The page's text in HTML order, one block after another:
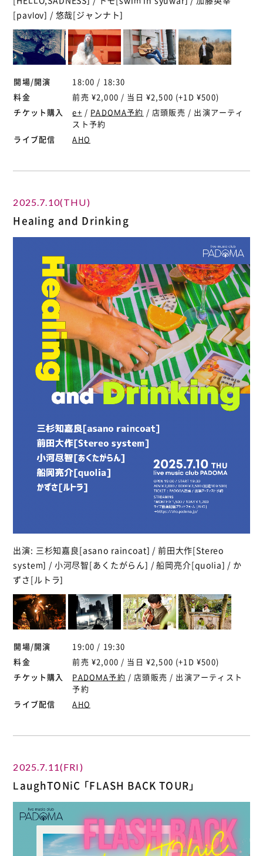
[pavlov] / 悠哉[ジャンナト]
開場/開演
18:00 / 18:30
料金
前売 ¥2,000 / 当日 ¥2,500 (+1D ¥500)
チケット購入
e+ / PADOMA予約 / 店頭販売 / 出演アーティ
スト予約
ライブ配信
AHO
2025.7.10(THU)
Healing and Drinking
出演: 三杉知嘉良[asano raincoat] / 前田大作[Stereo
system] / 小河尽智[あくたがらん] / 船岡亮介[quolia] / か
ずさ[ルトラ]
開場/開演
19:00 / 19:30
料金
前売 ¥2,000 / 当日 ¥2,500 (+1D ¥500)
チケット購入
PADOMA予約 / 店頭販売 / 出演アーティスト
予約
ライブ配信
AHO
2025.7.11(FRI)
LaughTONiC 「FLASH BACK TOUR」